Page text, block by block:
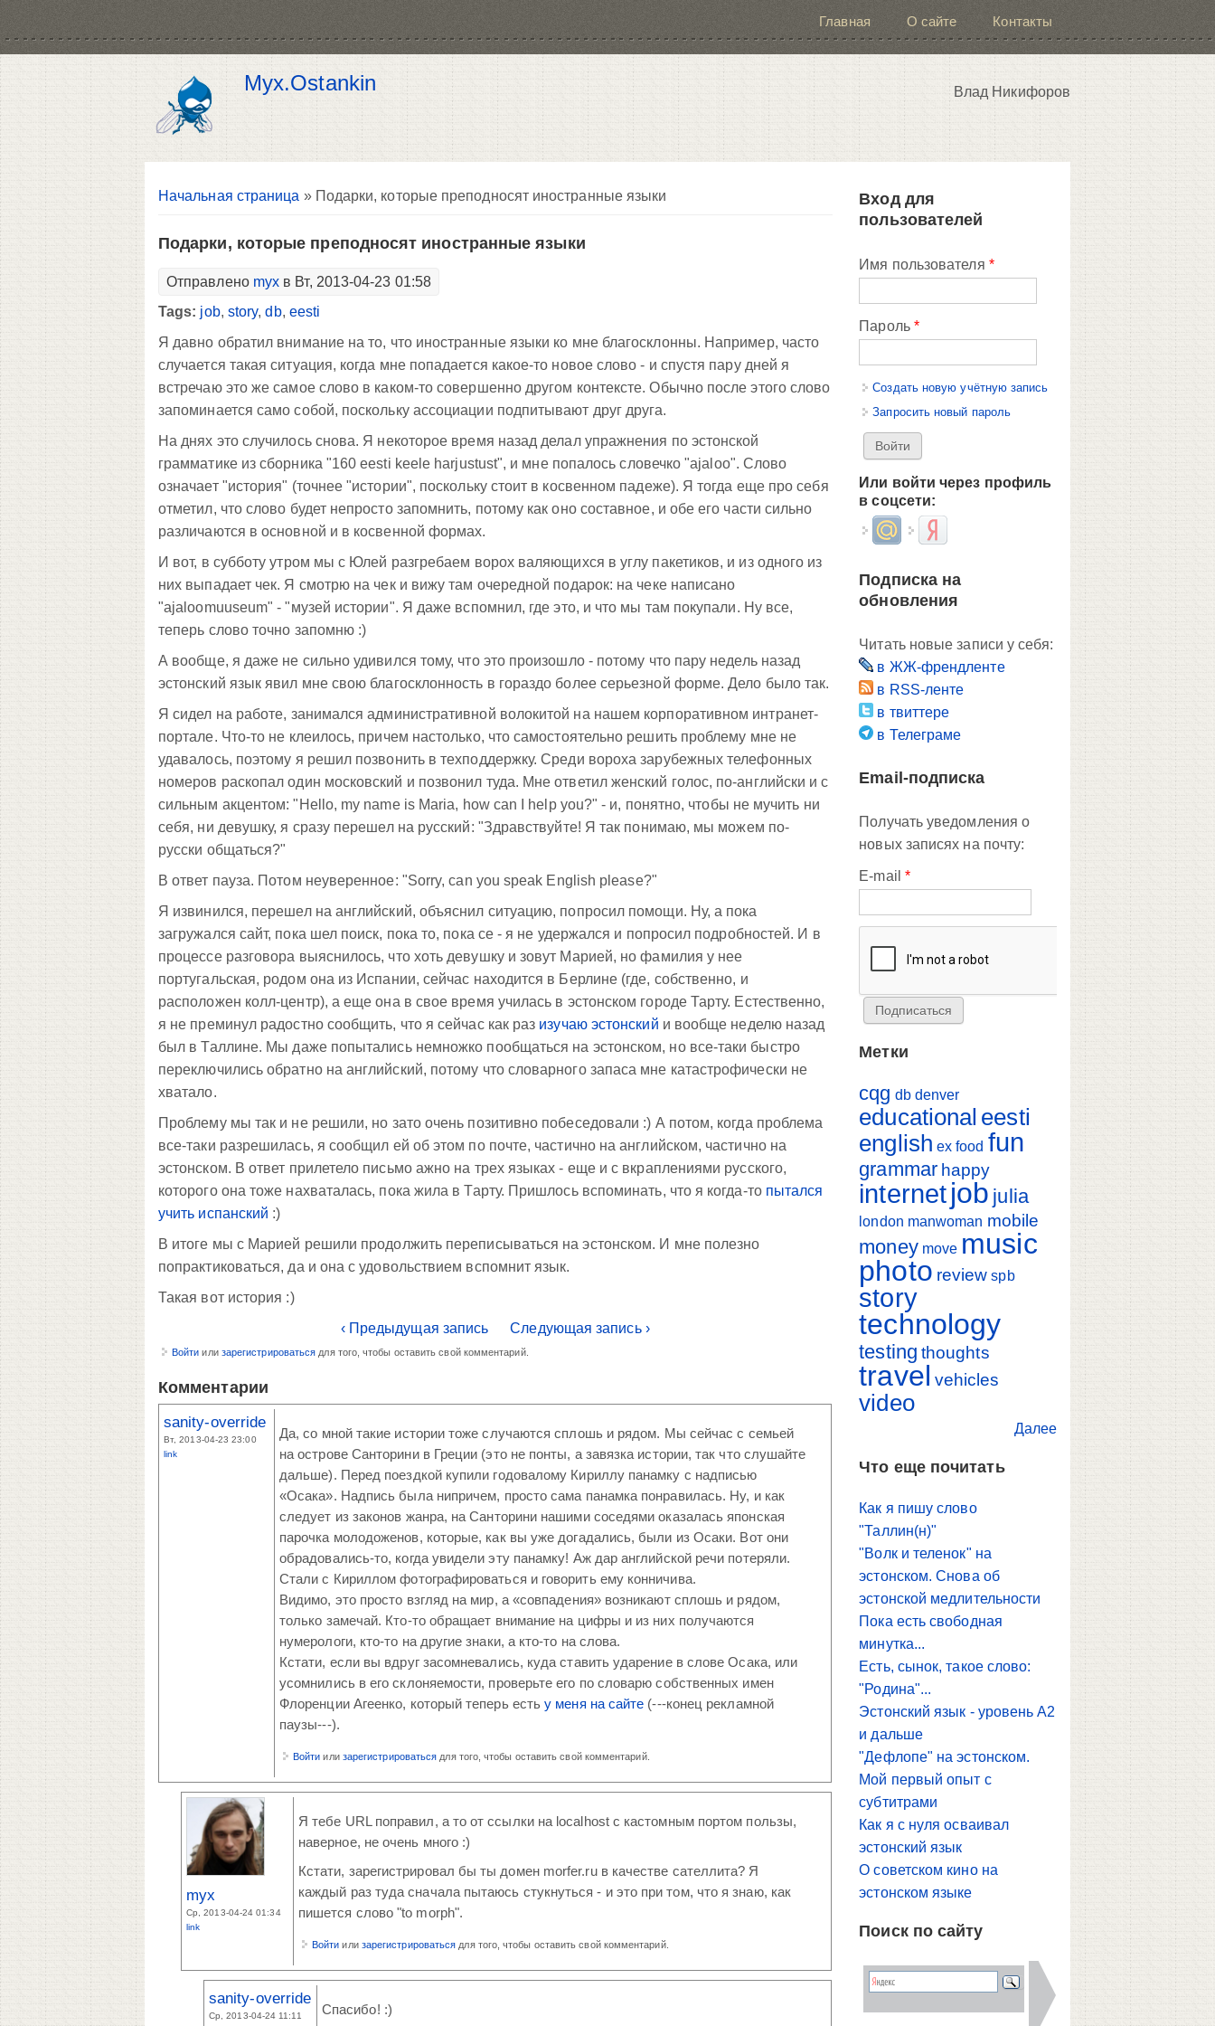
Главная О сайте Контакты
Myx.Ostankin Влад Никифоров
Вы здесь
Начальная страница » Подарки, которые преподносят иностранные языки
Подарки, которые преподносят иностранные языки
Отправлено myx в Вт, 2013-04-23 01:58
Tags: job, story,db, eesti
Я давно обратил внимание на то, что иностранные языки ко мне благосклонны. Например, часто
случается такая ситуация, когда мне попадается какое-то новое слово - и спустя пару дней я
встречаю это же самое слово в каком-то совершенно другом контексте. Обычно после этого слово
запоминается само собой, поскольку ассоциации подпитывают друг друга.
На днях это случилось снова. Я некоторое время назад делал упражнения по эстонской
грамматике из сборника "160 eesti keele harjustust", и мне попалось словечко "ajaloo". Слово
означает "история" (точнее "истории", поскольку стоит в косвенном падеже). Я тогда еще про себя
отметил, что слово будет непросто запомнить, потому как оно составное, и обе его части сильно
различаются в основной и в косвенной формах.
И вот, в субботу утром мы с Юлей разгребаем ворох валяющихся в углу пакетиков, и из одного из
них выпадает чек. Я смотрю на чек и вижу там очередной подарок: на чеке написано
"ajaloomuuseum" - "музей истории". Я даже вспомнил, где это, и что мы там покупали. Ну все,
теперь слово точно запомню :)
А вообще, я даже не сильно удивился тому, что это произошло - потому что пару недель назад
эстонский язык явил мне свою благосклонность в гораздо более серьезной форме. Дело было так.
Я сидел на работе, занимался административной волокитой на нашем корпоративном интранет-
портале. Что-то не клеилось, причем настолько, что самостоятельно решить проблему мне не
удавалось, поэтому я решил позвонить в техподдержку. Среди вороха зарубежных телефонных
номеров раскопал один московский и позвонил туда. Мне ответил женский голос, по-английски и с
сильным акцентом: "Hello, my name is Maria, how can I help you?" - и, понятно, чтобы не мучить ни
себя, ни девушку, я сразу перешел на русский: "Здравствуйте! Я так понимаю, мы можем по-
русски общаться?"
В ответ пауза. Потом неуверенное: "Sorry, can you speak English please?"
Я извинился, перешел на английский, объяснил ситуацию, попросил помощи. Ну, а пока
загружался сайт, пока шел поиск, пока то, пока се - я не удержался и попросил подробностей. И в
процессе разговора выяснилось, что хоть девушку и зовут Марией, но фамилия у нее
португальская, родом она из Испании, сейчас находится в Берлине (где, собственно, и
расположен колл-центр), а еще она в свое время училась в эстонском городе Тарту. Естественно,
я не преминул радостно сообщить, что я сейчас как раз изучаю эстонский и вообще неделю назад
был в Таллине. Мы даже попытались немножко пообщаться на эстонском, но все-таки быстро
переключились обратно на английский, потому что словарного запаса мне катастрофически не
хватало.
Проблему мы так и не решили, но зато очень позитивно побеседовали :) А потом, когда проблема
все-таки разрешилась, я сообщил ей об этом по почте, частично на английском, частично на
эстонском. В ответ прилетело письмо ажно на трех языках - еще и с вкраплениями русского,
которого она тоже нахваталась, пока жила в Тарту. Пришлось вспоминать, что я когда-то пытался
учить испанский :)
В итоге мы с Марией решили продолжить переписываться на эстонском. И мне полезно
попрактиковаться, да и она с удовольствием вспомнит язык.
Такая вот история :)
‹ Предыдущая запись
Следующая запись ›
Войти или зарегистрироваться для того, чтобы оставить свой комментарий.
Комментарии
sanity-override
Вт, 2013-04-23 23:00
link
Да, со мной такие истории тоже случаются сплошь и рядом. Мы сейчас с семьей
на острове Санторини в Греции (это не понты, а завязка истории, так что слушайте
дальше). Перед поездкой купили годовалому Кириллу панамку с надписью
«Осака». Надпись была нипричем, просто сама панамка понравилась. Ну, и как
следует из законов жанра, на Санторини нашими соседями оказалась японская
парочка молодоженов, которые, как вы уже догадались, были из Осаки. Вот они
обрадовались-то, когда увидели эту панамку! Аж дар английской речи потеряли.
Стали с Кириллом фотографироваться и говорить ему конничива.
Видимо, это просто взгляд на мир, а «совпадения» возникают сплошь и рядом,
только замечай. Кто-то обращает внимание на цифры и из них получаются
нумерологи, кто-то на другие знаки, а кто-то на слова.
Кстати, если вы вдруг засомневались, куда ставить ударение в слове Осака, или
усомнились в его склоняемости, проверьте его по словарю собственных имен
Флоренции Агеенко, который теперь естьу меня на сайте (---конец рекламной
паузы---).
Войти или зарегистрироваться для того, чтобы оставить свой комментарий.
myx
Ср, 2013-04-24 01:34
link
Я тебе URL поправил, а то от ссылки на localhost с кастомным портом пользы,
наверное, не очень много :)
Кстати, зарегистрировал бы ты домен morfer.ru в качестве сателлита? Я
каждый раз туда сначала пытаюсь стукнуться - и это при том, что я знаю, как
пишется слово "to morph".
Войти или зарегистрироваться для того, чтобы оставить свой комментарий.
sanity-override
Ср, 2013-04-24 11:11
Спасибо! :)
Вход для
пользователей
Имя пользователя *
Пароль *
Создать новую учётную запись
Запросить новый пароль
Или войти через профиль
в соцсети:
Login with Mail.ruLogin with Яндекс
Подписка на
обновления
Читать новые записи у себя:
в ЖЖ-френдленте
в RSS-ленте
в твиттере
в Телеграме
Email-подписка
Получать уведомления о
новых записях на почту:
E-mail *
Метки
cqg db denver
educational eesti
english ex food fun
grammar happy
internetjob julia
london manwoman mobile
money move music
photo review spb
story
technology
testing thoughts
travel vehicles
video
Далее
Что еще почитать
Как я пишу слово
"Таллин(н)"
"Волк и теленок" на
эстонском. Снова об
эстонской медлительности
Пока есть свободная
минутка...
Есть, сынок, такое слово:
"Родина"...
Эстонский язык - уровень A2
и дальше
"Дефлопе" на эстонском.
Мой первый опыт с
субтитрами
Как я с нуля осваивал
эстонский язык
О советском кино на
эстонском языке
Поиск по сайту